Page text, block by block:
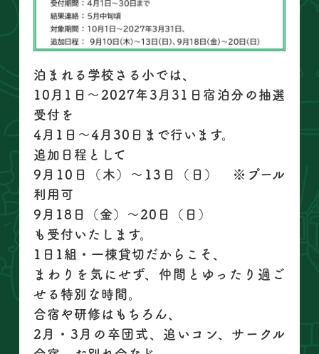
泊まれる学校さる小では、
10月1日〜2027年3月31日宿泊分の抽選
受付を
4月1日〜4月30日まで行います。
追加日程として
9月10日（木）〜13日（日） ※プール
利用可
9月18日（金）〜20日（日）
も受付いたします。
1日1組・一棟貸切だからこそ、
まわりを気にせず、仲間とゆったり過ご
せる特別な時間。
合宿や研修はもちろん、
2月・3月の卒団式、追いコン、サークル